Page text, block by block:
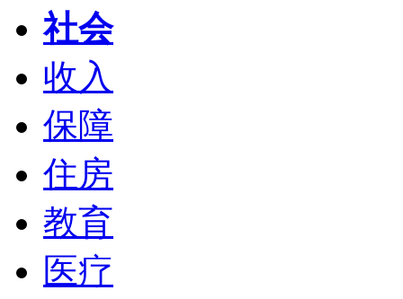
社会
收入
保障
住房
教育
医疗